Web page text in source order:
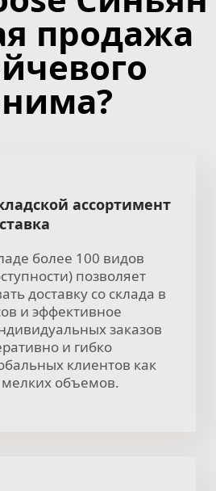
продажа
ассортимент
более 100 видов
позволяет
доставку со склада в
и эффективное
заказов
и гибко
клиентов как
объемов.